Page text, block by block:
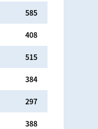
585
408
515
384
297
388